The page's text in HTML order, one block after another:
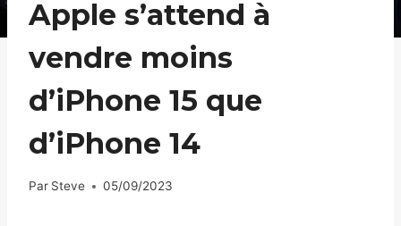
Apple s’attend à
vendre moins
d’iPhone 15 que
d’iPhone 14
Par Steve 05/09/2023